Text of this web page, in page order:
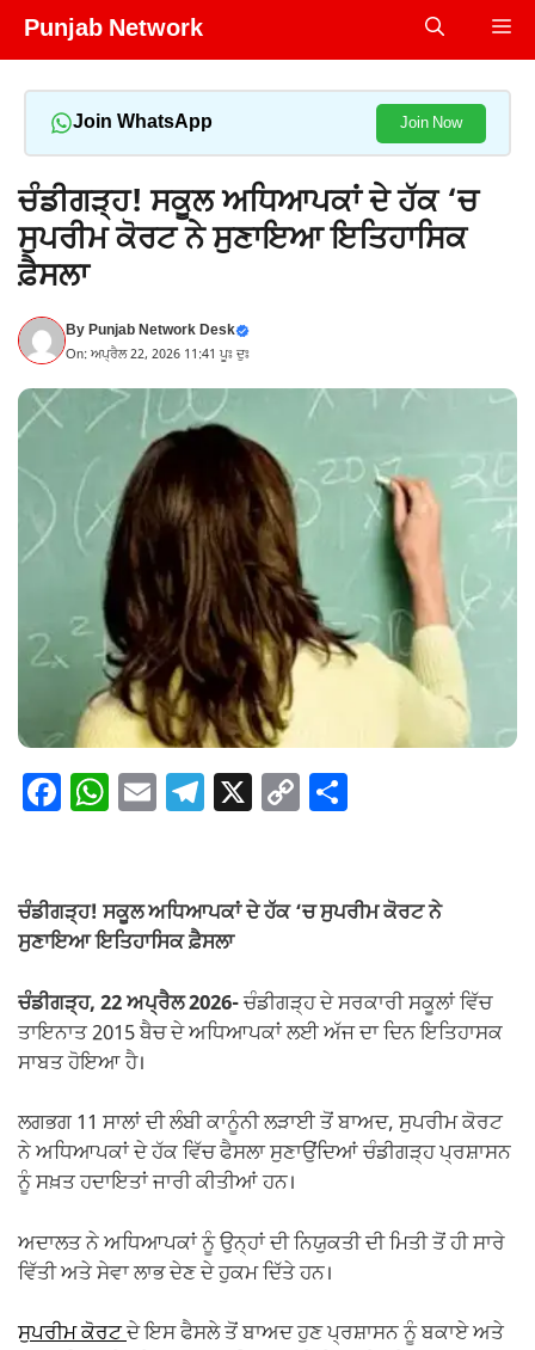
Skip
Punjab Network
Join WhatsApp Join Now
ਚੰਡੀਗੜ੍ਹ! ਸਕੂਲ ਅਧਿਆਪਕਾਂ ਦੇ ਹੱਕ ‘ਚ
ਸੁਪਰੀਮ ਕੋਰਟ ਨੇ ਸੁਣਾਇਆ ਇਤਿਹਾਸਿਕ
ਫ਼ੈਸਲਾ
ByPunjab Network Desk
On: ਅਪ੍ਰੈਲ 22, 2026 11:41 ਪੂਃ ਦੁਃ
F
e
b
o
o
k
W
s
A
p
p
E T
gr
a
m
X C
y
n
k
e
ਚੰਡੀਗੜ੍ਹ! ਸਕੂਲ ਅਧਿਆਪਕਾਂ ਦੇ ਹੱਕ ‘ਚ ਸੁਪਰੀਮ ਕੋਰਟ ਨੇ
ਸੁਣਾਇਆ ਇਤਿਹਾਸਿਕ ਫ਼ੈਸਲਾ
ਚੰਡੀਗੜ੍ਹ, 22 ਅਪ੍ਰੈਲ 2026-ਚੰਡੀਗੜ੍ਹ ਦੇ ਸਰਕਾਰੀ ਸਕੂਲਾਂ ਵਿੱਚ
ਤਾਇਨਾਤ 2015 ਬੈਚ ਦੇ ਅਧਿਆਪਕਾਂ ਲਈ ਅੱਜ ਦਾ ਦਿਨ ਇਤਿਹਾਸਕ
ਸਾਬਤ ਹੋਇਆ ਹੈ।
ਲਗਭਗ 11 ਸਾਲਾਂ ਦੀ ਲੰਬੀ ਕਾਨੂੰਨੀ ਲੜਾਈ ਤੋਂ ਬਾਅਦ, ਸੁਪਰੀਮ ਕੋਰਟ
ਨੇ ਅਧਿਆਪਕਾਂ ਦੇ ਹੱਕ ਵਿੱਚ ਫੈਸਲਾ ਸੁਣਾਉਂਦਿਆਂ ਚੰਡੀਗੜ੍ਹ ਪ੍ਰਸ਼ਾਸਨ
ਨੂੰ ਸਖ਼ਤ ਹਦਾਇਤਾਂ ਜਾਰੀ ਕੀਤੀਆਂ ਹਨ।
ਅਦਾਲਤ ਨੇ ਅਧਿਆਪਕਾਂ ਨੂੰ ਉਨ੍ਹਾਂ ਦੀ ਨਿਯੁਕਤੀ ਦੀ ਮਿਤੀ ਤੋਂ ਹੀ ਸਾਰੇ
ਵਿੱਤੀ ਅਤੇ ਸੇਵਾ ਲਾਭ ਦੇਣ ਦੇ ਹੁਕਮ ਦਿੱਤੇ ਹਨ।
ਸੁਪਰੀਮ ਕੋਰਟਦੇ ਇਸ ਫੈਸਲੇ ਤੋਂ ਬਾਅਦ ਹੁਣ ਪ੍ਰਸ਼ਾਸਨ ਨੂੰ ਬਕਾਏ ਅਤੇ